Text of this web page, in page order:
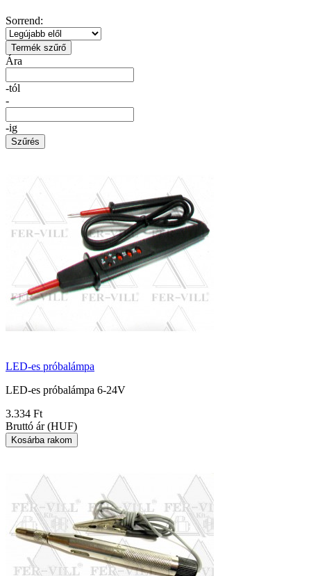
Sorrend:
Termék szűrő
Ára
-tól
-
-ig
LED-es próbalámpa
LED-es próbalámpa 6-24V
3.334 Ft
Bruttó ár (HUF)